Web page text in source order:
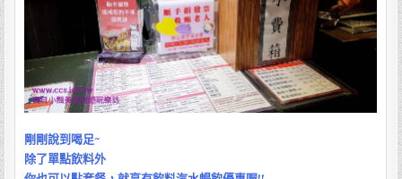
剛剛說到喝足~
除了單點飲料外